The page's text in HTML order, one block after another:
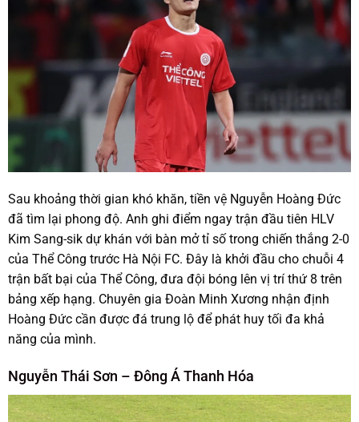
Sau khoảng thời gian khó khăn, tiền vệ Nguyễn Hoàng Đức
đã tìm lại phong độ. Anh ghi điểm ngay trận đầu tiên HLV
Kim Sang-sik dự khán với bàn mở tỉ số trong chiến thắng 2-0
của Thể Công trước Hà Nội FC. Đây là khởi đầu cho chuỗi 4
trận bất bại của Thể Công, đưa đội bóng lên vị trí thứ 8 trên
bảng xếp hạng. Chuyên gia Đoàn Minh Xương nhận định
Hoàng Đức cần được đá trung lộ để phát huy tối đa khả
năng của mình.
Nguyễn Thái Sơn – Đông Á Thanh Hóa